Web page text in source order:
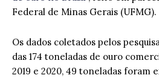
Federal de Minas Gerais (UFMG).
Os dados coletados pelos
das 174 toneladas de ouro
2019 e 2020, 49 toneladas foram